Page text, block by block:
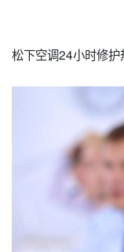
松下空调24小时修护